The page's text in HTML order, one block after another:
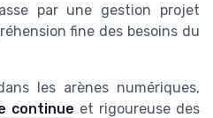
par une gestion projet
fine des besoins du
les arènes numériques,
continue et rigoureuse des